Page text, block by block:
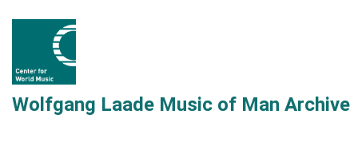
Wolfgang Laade Music of Man Archive